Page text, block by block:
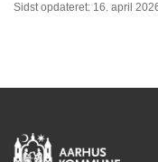
Sidst opdateret: 16. april